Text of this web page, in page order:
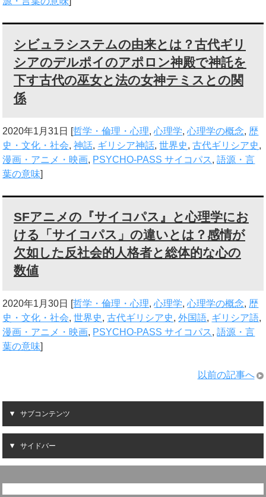
シビュラシステムの由来とは？古代ギリ
シアのデルポイのアポロン神殿で神託を
下す古代の巫女と法の女神テミスとの関
係
2020年1月31日 [哲学・倫理・心理,心理学,心理学の概念, 歴
史・文化・社会,神話, ギリシア神話,世界史,古代ギリシア史,
漫画・アニメ・映画, PSYCHO-PASS サイコパス,語源・言
葉の意味]
SFアニメの『サイコパス』と心理学にお
ける「サイコパス」の違いとは？感情が
欠如した反社会的人格者と総体的な心の
数値
2020年1月30日 [哲学・倫理・心理,心理学,心理学の概念, 歴
史・文化・社会,世界史,古代ギリシア史,外国語, ギリシア語,
漫画・アニメ・映画, PSYCHO-PASS サイコパス,語源・言
葉の意味]
以前の記事へ
サブコンテンツ
サイドバー